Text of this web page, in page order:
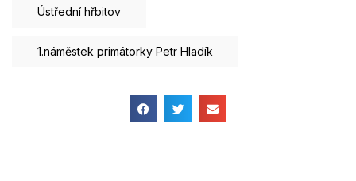
Ústřední hřbitov
1.náměstek primátorky Petr Hladík